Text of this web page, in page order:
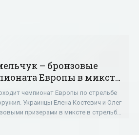
– бронзовые
Европы в миксте
чемпионат Европы по стрельбе
Украинцы Елена Костевич и Олег
призерами в миксте в стрельбе